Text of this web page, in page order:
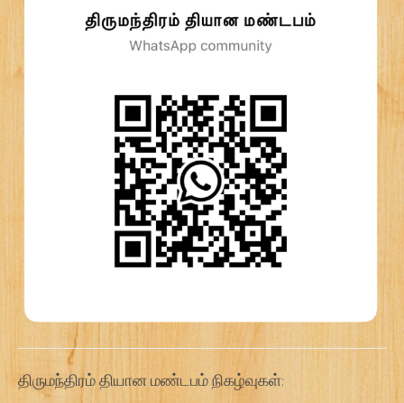
திருமந்திரம் தியான மண்டபம் நிகழ்வுகள்: